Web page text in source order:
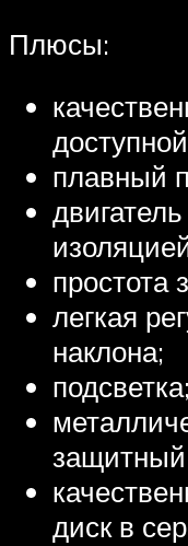
Плюсы:
плавный
простота
легкая
наклона;
подсветка;
защитный
диск в